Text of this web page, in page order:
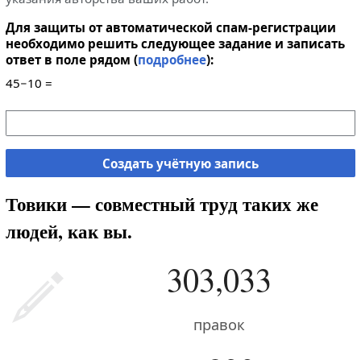
Для защиты от автоматической спам-регистрации
необходимо решить следующее задание и записать
ответ в поле рядом (подробнее):
45−10 =
Создать учётную запись
Товики — совместный труд таких же
людей, как вы.
303,033
правок